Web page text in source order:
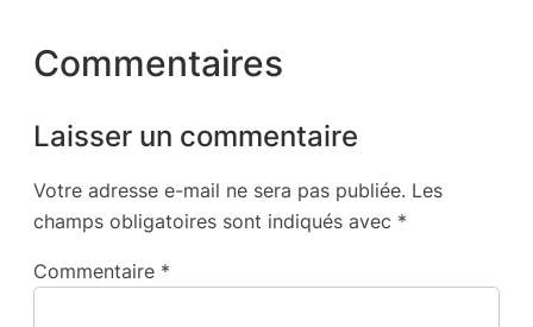
Commentaires
Laisser un commentaire
Votre adresse e-mail ne sera pas publiée. Les
champs obligatoires sont indiqués avec *
Commentaire *